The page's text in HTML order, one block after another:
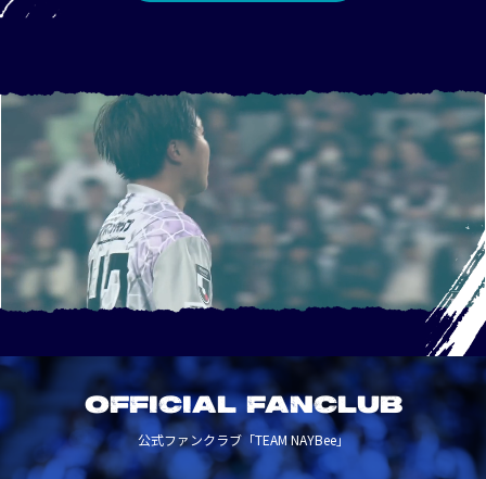
OFFICIAL FANCLUB
公式ファンクラブ「TEAM NAYBee」